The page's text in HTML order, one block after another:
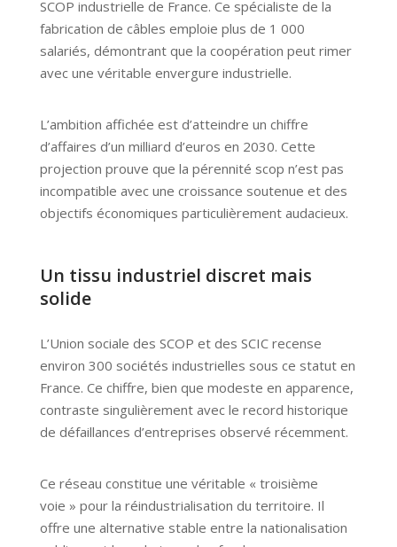
SCOP industrielle de France. Ce spécialiste de la
fabrication de câbles emploie plus de 1 000
salariés, démontrant que la coopération peut rimer
avec une véritable envergure industrielle.
L’ambition affichée est d’atteindre un chiffre
d’affaires d’un milliard d’euros en 2030. Cette
projection prouve que la pérennité scop n’est pas
incompatible avec une croissance soutenue et des
objectifs économiques particulièrement audacieux.
Un tissu industriel discret mais
solide
L’Union sociale des SCOP et des SCIC recense
environ 300 sociétés industrielles sous ce statut en
France. Ce chiffre, bien que modeste en apparence,
contraste singulièrement avec le record historique
de défaillances d’entreprises observé récemment.
Ce réseau constitue une véritable « troisième
voie » pour la réindustrialisation du territoire. Il
offre une alternative stable entre la nationalisation